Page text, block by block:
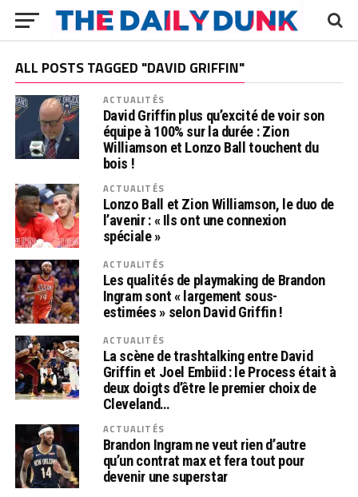
ALL POSTS TAGGED "DAVID GRIFFIN"
ACTUALITÉS
David Griffin plus qu’excité de voir son
équipe à 100% sur la durée : Zion
Williamson et Lonzo Ball touchent du
bois !
ACTUALITÉS
Lonzo Ball et Zion Williamson, le duo de
l’avenir : « Ils ont une connexion
spéciale »
ACTUALITÉS
Les qualités de playmaking de Brandon
Ingram sont « largement sous-
estimées » selon David Griffin !
ACTUALITÉS
La scène de trashtalking entre David
Griffin et Joel Embiid : le Process était à
deux doigts d’être le premier choix de
Cleveland…
ACTUALITÉS
Brandon Ingram ne veut rien d’autre
qu’un contrat max et fera tout pour
devenir une superstar